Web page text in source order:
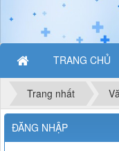
TRANG CHỦ
Trang nhất
ĐĂNG NHẬP